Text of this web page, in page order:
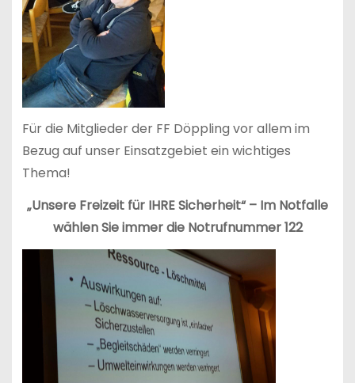
Für die Mitglieder der FF Döppling vor allem im
Bezug auf unser Einsatzgebiet ein wichtiges
Thema!
„Unsere Freizeit für IHRE Sicherheit“ – Im Notfalle
wählen Sie immer die Notrufnummer 122